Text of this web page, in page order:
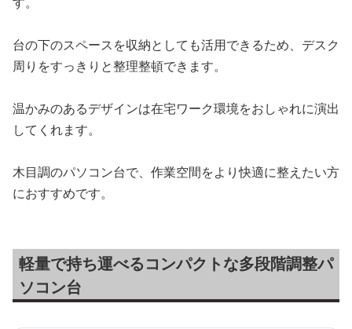
台の下のスペースを収納としても活用できるため、デスク
周りをすっきりと整理整頓できます。
温かみのあるデザインは在宅ワーク環境をおしゃれに演出
してくれます。
木目調のパソコン台で、作業空間をより快適に整えたい方
におすすめです。
軽量で持ち運べるコンパクトな多段階調整パ
ソコン台